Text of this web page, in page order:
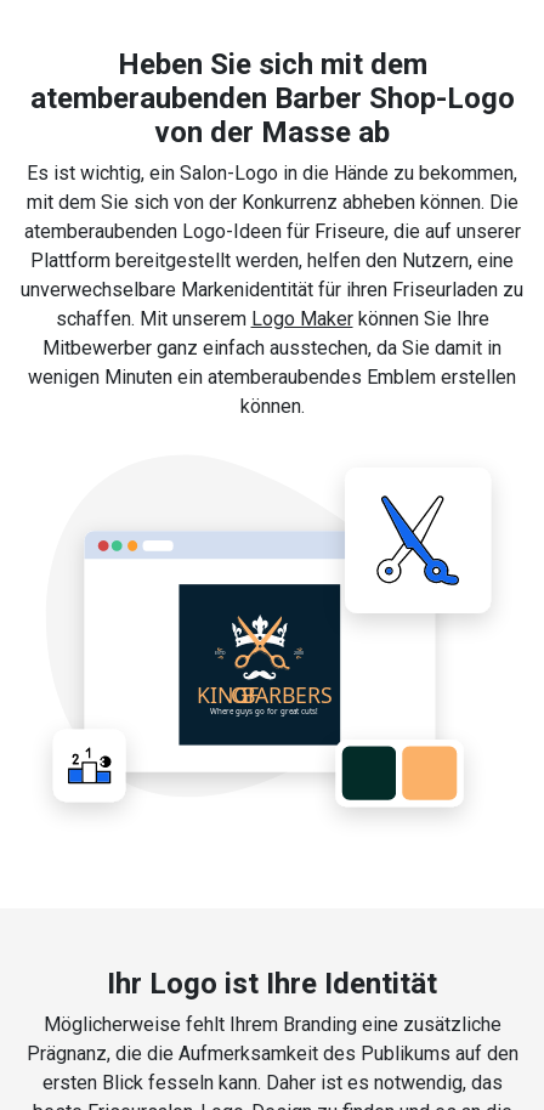
Heben Sie sich mit dem
atemberaubenden Barber Shop-Logo
von der Masse ab
Es ist wichtig, ein Salon-Logo in die Hände zu bekommen,
mit dem Sie sich von der Konkurrenz abheben können. Die
atemberaubenden Logo-Ideen für Friseure, die auf unserer
Plattform bereitgestellt werden, helfen den Nutzern, eine
unverwechselbare Markenidentität für ihren Friseurladen zu
schaffen. Mit unserem Logo Makerkönnen Sie Ihre
Mitbewerber ganz einfach ausstechen, da Sie damit in
wenigen Minuten ein atemberaubendes Emblem erstellen
können.
Ihr Logo ist Ihre Identität
Möglicherweise fehlt Ihrem Branding eine zusätzliche
Prägnanz, die die Aufmerksamkeit des Publikums auf den
ersten Blick fesseln kann. Daher ist es notwendig, das